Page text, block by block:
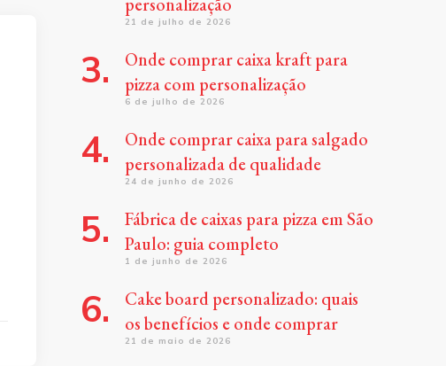
personalização
21 de julho de 2026
Onde comprar caixa kraft para
pizza com personalização
6 de julho de 2026
Onde comprar caixa para salgado
personalizada de qualidade
24 de junho de 2026
Fábrica de caixas para pizza em São
Paulo: guia completo
1 de junho de 2026
Cake board personalizado: quais
os benefícios e onde comprar
21 de maio de 2026